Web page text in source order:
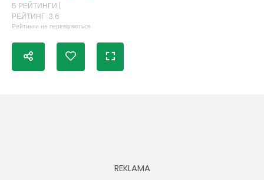
5 РЕЙТИНГИ |
РЕЙТИНГ: 3.6
Рейтинги не перевіряються